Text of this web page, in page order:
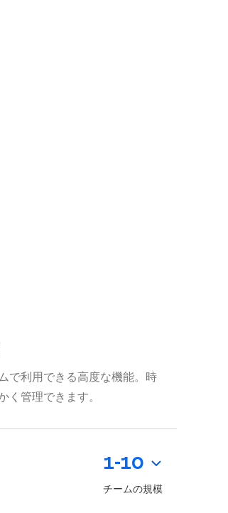
で利用できる高度な機能。時
く管理できます。
チームの規模
1-10